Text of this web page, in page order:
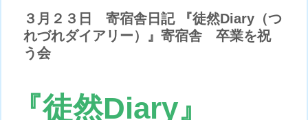
３月２３日 寄宿舎日記 『徒然Diary（つ
れづれダイアリー）』寄宿舎 卒業を祝
う会
『徒然Diary』